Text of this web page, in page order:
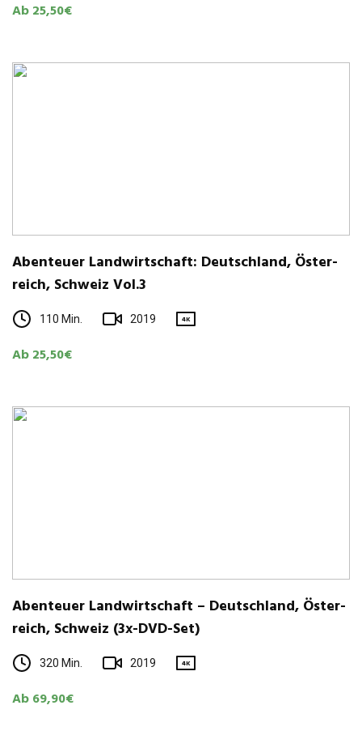
Ab 25,50€
Aben­teuer Land­wirt­schaft: Deutsch­land, Öster­
reich, Schweiz Vol.3
110 Min. 2019 4K
Ab 25,50€
Aben­teuer Land­wirt­schaft – Deutsch­land, Öster­
reich, Schweiz (3x-DVD-Set)
320 Min. 2019 4K
Ab 69,90€